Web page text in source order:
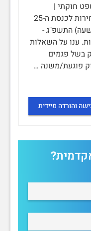
חוקתי |
כתוצאה מחקיקת החוק: חוק הבחירות לכנסת ה-25
התשפ"ג -
ענו על השאלות
בשל פגמים
פוגעת/משנה …
והורדה מיידית